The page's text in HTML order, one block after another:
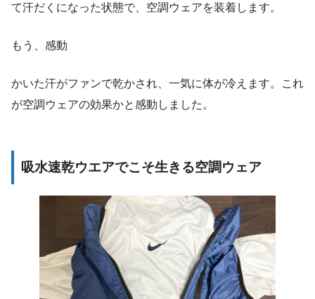
て汗だくになった状態で、空調ウェアを装着します。
もう、感動
かいた汗がファンで乾かされ、一気に体が冷えます。これ
が空調ウェアの効果かと感動しました。
吸水速乾ウエアでこそ生きる空調ウェア